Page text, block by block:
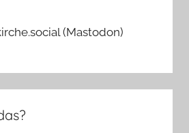
(Mastodon)